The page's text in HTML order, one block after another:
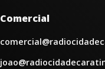
Comercial